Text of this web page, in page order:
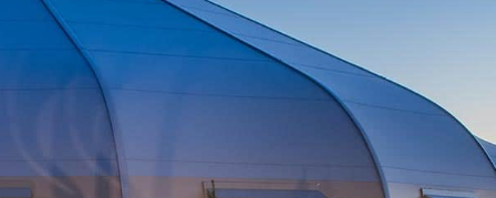
構成
スプラングの優位性